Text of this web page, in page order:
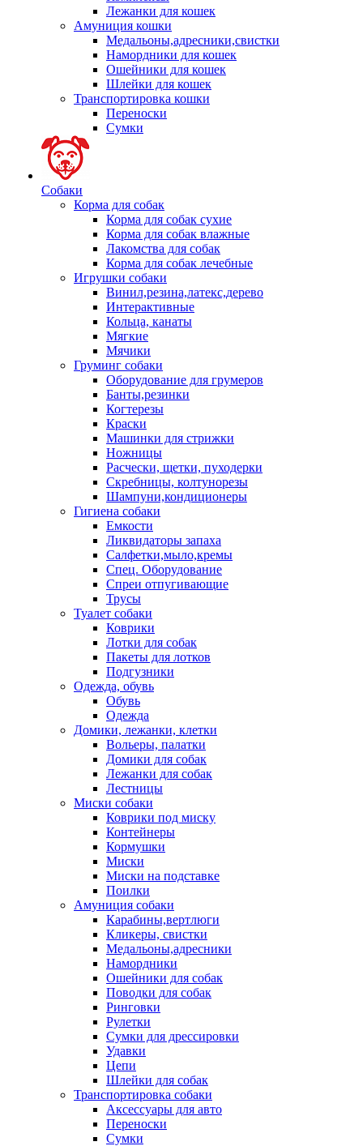
Лежанки для кошек
Амуниция кошки
Медальоны,адресники,свистки
Намордники для кошек
Ошейники для кошек
Шлейки для кошек
Транспортировка кошки
Переноски
Сумки
Собаки
Корма для собак
Корма для собак сухие
Корма для собак влажные
Лакомства для собак
Корма для собак лечебные
Игрушки собаки
Винил,резина,латекс,дерево
Интерактивные
Кольца, канаты
Мягкие
Мячики
Груминг собаки
Оборудование для грумеров
Банты,резинки
Когтерезы
Краски
Машинки для стрижки
Ножницы
Расчески, щетки, пуходерки
Скребницы, колтунорезы
Шампуни,кондиционеры
Гигиена собаки
Емкости
Ликвидаторы запаха
Салфетки,мыло,кремы
Спец. Оборудование
Спреи отпугивающие
Трусы
Туалет собаки
Коврики
Лотки для собак
Пакеты для лотков
Подгузники
Одежда, обувь
Обувь
Одежда
Домики, лежанки, клетки
Вольеры, палатки
Домики для собак
Лежанки для собак
Лестницы
Миски собаки
Коврики под миску
Контейнеры
Кормушки
Миски
Миски на подставке
Поилки
Амуниция собаки
Карабины,вертлюги
Кликеры, свистки
Медальоны,адресники
Намордники
Ошейники для собак
Поводки для собак
Ринговки
Рулетки
Сумки для дрессировки
Удавки
Цепи
Шлейки для собак
Транспортировка собаки
Аксессуары для авто
Переноски
Сумки